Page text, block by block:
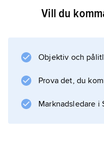
G. (18,7 cm×22,3
Arbetet har
augusteisk tid. G.
Museum, Wien.
Vill du
Objektiv och
Prova det, du
Marknadsledare i